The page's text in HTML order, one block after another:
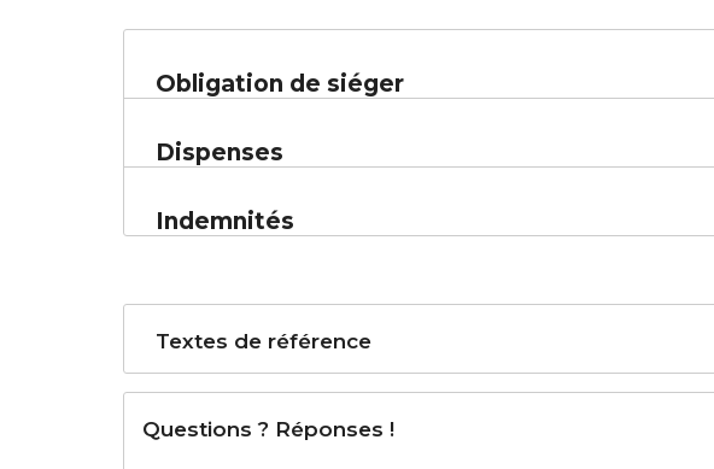
Obligation de siéger
Dispenses
Indemnités
Textes de référence
Questions ? Réponses !